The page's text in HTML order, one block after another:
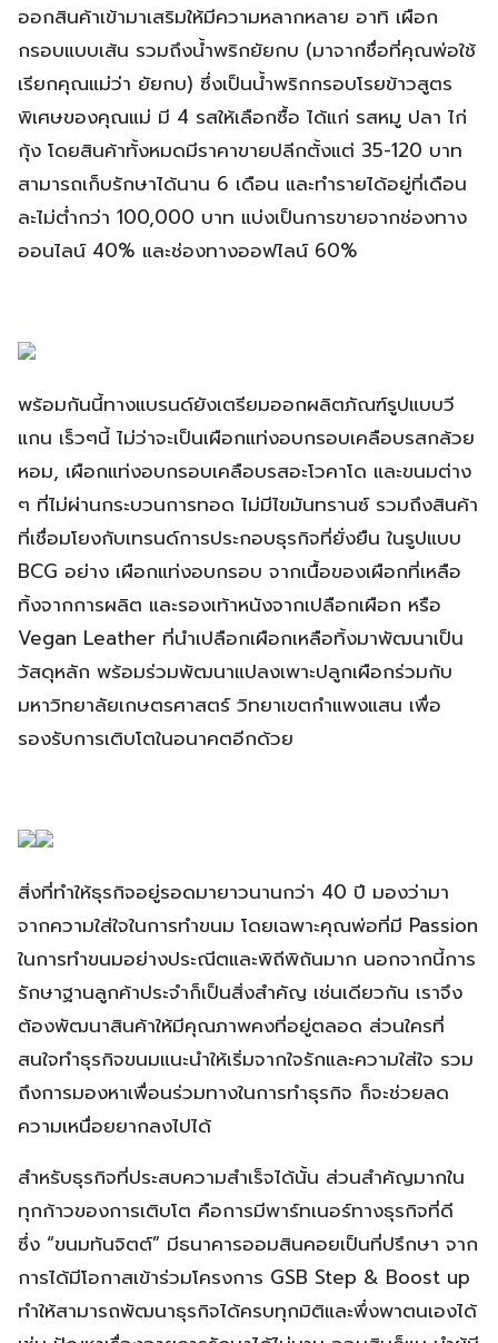
ออกสินค้าเข้ามาเสริมให้มีความหลากหลาย อาทิ เผือก
กรอบแบบเส้น รวมถึงน้ำพริกยัยกบ (มาจากชื่อที่คุณพ่อใช้
เรียกคุณแม่ว่า ยัยกบ) ซึ่งเป็นน้ำพริกกรอบโรยข้าวสูตร
พิเศษของคุณแม่ มี 4 รสให้เลือกซื้อ ได้แก่ รสหมู ปลา ไก่
กุ้ง โดยสินค้าทั้งหมดมีราคาขายปลีกตั้งแต่ 35-120 บาท
สามารถเก็บรักษาได้นาน 6 เดือน และทำรายได้อยู่ที่เดือน
ละไม่ต่ำกว่า 100,000 บาท แบ่งเป็นการขายจากช่องทาง
ออนไลน์ 40% และช่องทางออฟไลน์ 60%
พร้อมกันนี้ทางแบรนด์ยังเตรียมออกผลิตภัณฑ์รูปแบบวี
แกน เร็วๆนี้ ไม่ว่าจะเป็นเผือกแท่งอบกรอบเคลือบรสกล้วย
หอม, เผือกแท่งอบกรอบเคลือบรสอะโวคาโด และขนมต่าง
ๆ ที่ไม่ผ่านกระบวนการทอด ไม่มีไขมันทรานซ์ รวมถึงสินค้า
ที่เชื่อมโยงกับเทรนด์การประกอบธุรกิจที่ยั่งยืน ในรูปแบบ
BCG อย่าง เผือกแท่งอบกรอบ จากเนื้อของเผือกที่เหลือ
ทิ้งจากการผลิต และรองเท้าหนังจากเปลือกเผือก หรือ
Vegan Leather ที่นำเปลือกเผือกเหลือทิ้งมาพัฒนาเป็น
วัสดุหลัก พร้อมร่วมพัฒนาแปลงเพาะปลูกเผือกร่วมกับ
มหาวิทยาลัยเกษตรศาสตร์ วิทยาเขตกำแพงแสน เพื่อ
รองรับการเติบโตในอนาคตอีกด้วย
สิ่งที่ทำให้ธุรกิจอยู่รอดมายาวนานกว่า 40 ปี มองว่ามา
จากความใส่ใจในการทำขนม โดยเฉพาะคุณพ่อที่มี Passion
ในการทำขนมอย่างประณีตและพิถีพิถันมาก นอกจากนี้การ
รักษาฐานลูกค้าประจำก็เป็นสิ่งสำคัญ เช่นเดียวกัน เราจึง
ต้องพัฒนาสินค้าให้มีคุณภาพคงที่อยู่ตลอด ส่วนใครที่
สนใจทำธุรกิจขนมแนะนำให้เริ่มจากใจรักและความใส่ใจ รวม
ถึงการมองหาเพื่อนร่วมทางในการทำธุรกิจ ก็จะช่วยลด
ความเหนื่อยยากลงไปได้
สำหรับธุรกิจที่ประสบความสำเร็จได้นั้น ส่วนสำคัญมากใน
ทุกก้าวของการเติบโต คือการมีพาร์ทเนอร์ทางธุรกิจที่ดี
ซึ่ง “ขนมทันจิตต์” มีธนาคารออมสินคอยเป็นที่ปรึกษา จาก
การได้มีโอกาสเข้าร่วมโครงการ GSB Step & Boost up
ทำให้สามารถพัฒนาธุรกิจได้ครบทุกมิติและพึ่งพาตนเองได้